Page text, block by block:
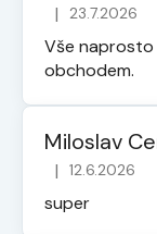
Hodnocení
| 23.7.2026
Vše naprosto
obchodem.
Miloslav
Hodnocení
| 12.6.2026
super